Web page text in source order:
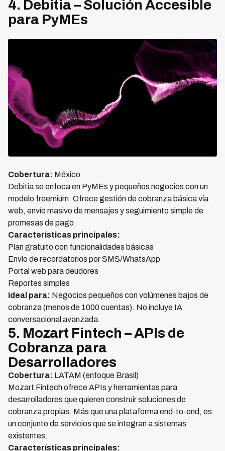
4. Debitia – Solución Accesible
para PyMEs
Cobertura: México
Debitia se enfoca en PyMEs y pequeños negocios con un
modelo freemium. Ofrece gestión de cobranza básica vía
web, envío masivo de mensajes y seguimiento simple de
promesas de pago.
Características principales:
Plan gratuito con funcionalidades básicas
Envío de recordatorios por SMS/WhatsApp
Portal web para deudores
Reportes simples
Ideal para: Negocios pequeños con volúmenes bajos de
cobranza (menos de 1000 cuentas). No incluye IA
conversacional avanzada.
5. Mozart Fintech – APIs de
Cobranza para
Desarrolladores
Cobertura: LATAM (enfoque Brasil)
Mozart Fintech ofrece APIs y herramientas para
desarrolladores que quieren construir soluciones de
cobranza propias. Más que una plataforma end-to-end, es
un conjunto de servicios que se integran a sistemas
existentes.
Características principales: